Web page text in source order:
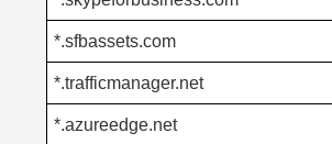
*.sfbassets.com
*.trafficmanager.net
*.azureedge.net